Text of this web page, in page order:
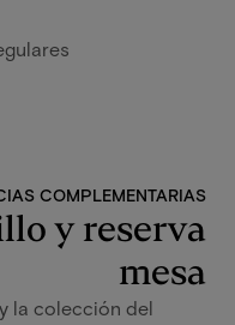
COMPLEMENTARIAS
y reserva
mesa
la colección del